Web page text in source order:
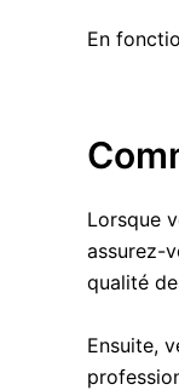
En
Lorsque
assurez-
qualité
Ensuite,